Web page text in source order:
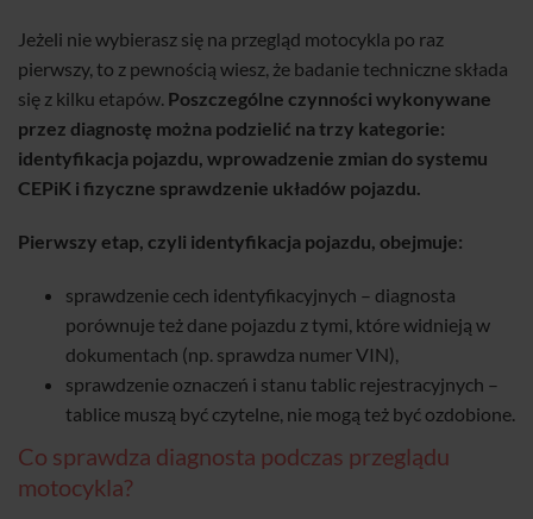
Jeżeli nie wybierasz się na przegląd motocykla po raz
pierwszy, to z pewnością wiesz, że badanie techniczne składa
się z kilku etapów. Poszczególne czynności wykonywane
przez diagnostę można podzielić na trzy kategorie:
identyfikacja pojazdu, wprowadzenie zmian do systemu
CEPiK i fizyczne sprawdzenie układów pojazdu.
Pierwszy etap, czyli identyfikacja pojazdu, obejmuje:
sprawdzenie cech identyfikacyjnych – diagnosta
porównuje też dane pojazdu z tymi, które widnieją w
dokumentach (np. sprawdza numer VIN),
sprawdzenie oznaczeń i stanu tablic rejestracyjnych –
tablice muszą być czytelne, nie mogą też być ozdobione.
Co sprawdza diagnosta podczas przeglądu
motocykla?